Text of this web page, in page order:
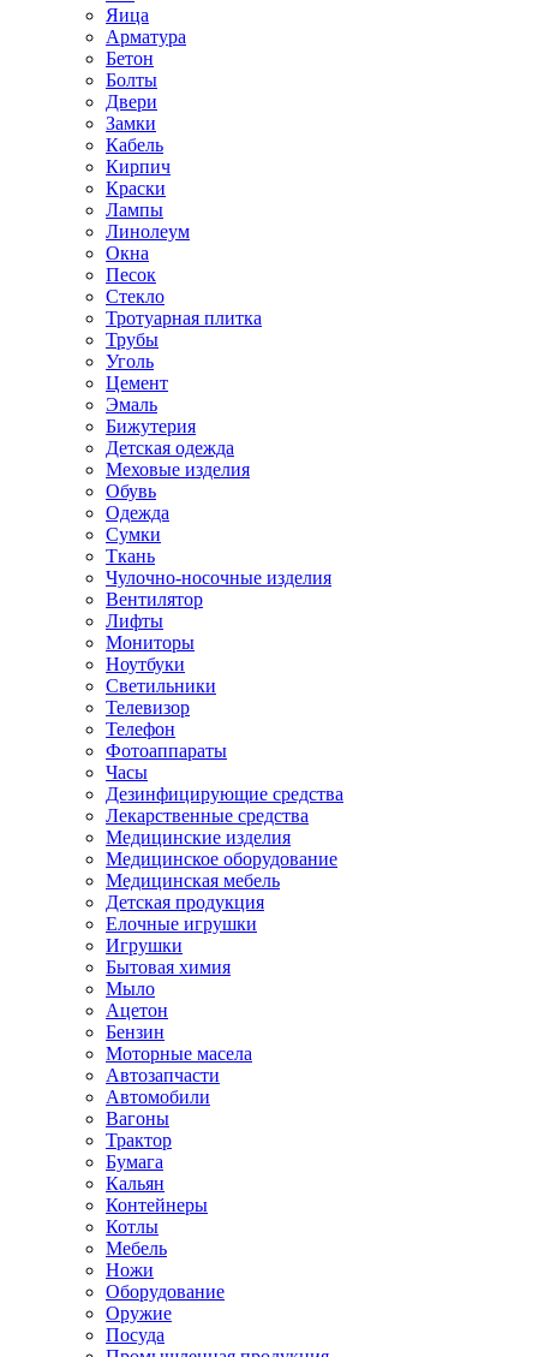
Яица
Арматура
Бетон
Болты
Двери
Замки
Кабель
Кирпич
Краски
Лампы
Линолеум
Окна
Песок
Стекло
Тротуарная плитка
Трубы
Уголь
Цемент
Эмаль
Бижутерия
Детская одежда
Меховые изделия
Обувь
Одежда
Сумки
Ткань
Чулочно-носочные изделия
Вентилятор
Лифты
Мониторы
Ноутбуки
Светильники
Телевизор
Телефон
Фотоаппараты
Часы
Дезинфицирующие средства
Лекарственные средства
Медицинские изделия
Медицинское оборудование
Медицинская мебель
Детская продукция
Елочные игрушки
Игрушки
Бытовая химия
Мыло
Ацетон
Бензин
Моторные масела
Автозапчасти
Автомобили
Вагоны
Трактор
Бумага
Кальян
Контейнеры
Котлы
Мебель
Ножи
Оборудование
Оружие
Посуда